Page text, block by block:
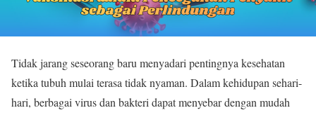
Tidak jarang seseorang baru menyadari pentingnya kesehatan
ketika tubuh mulai terasa tidak nyaman. Dalam kehidupan sehari-
hari, berbagai virus dan bakteri dapat menyebar dengan mudah